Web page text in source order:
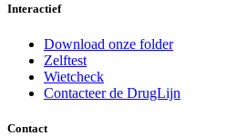
Interactief
Download onze folder
Zelftest
Wietcheck
Contacteer de DrugLijn
Contact